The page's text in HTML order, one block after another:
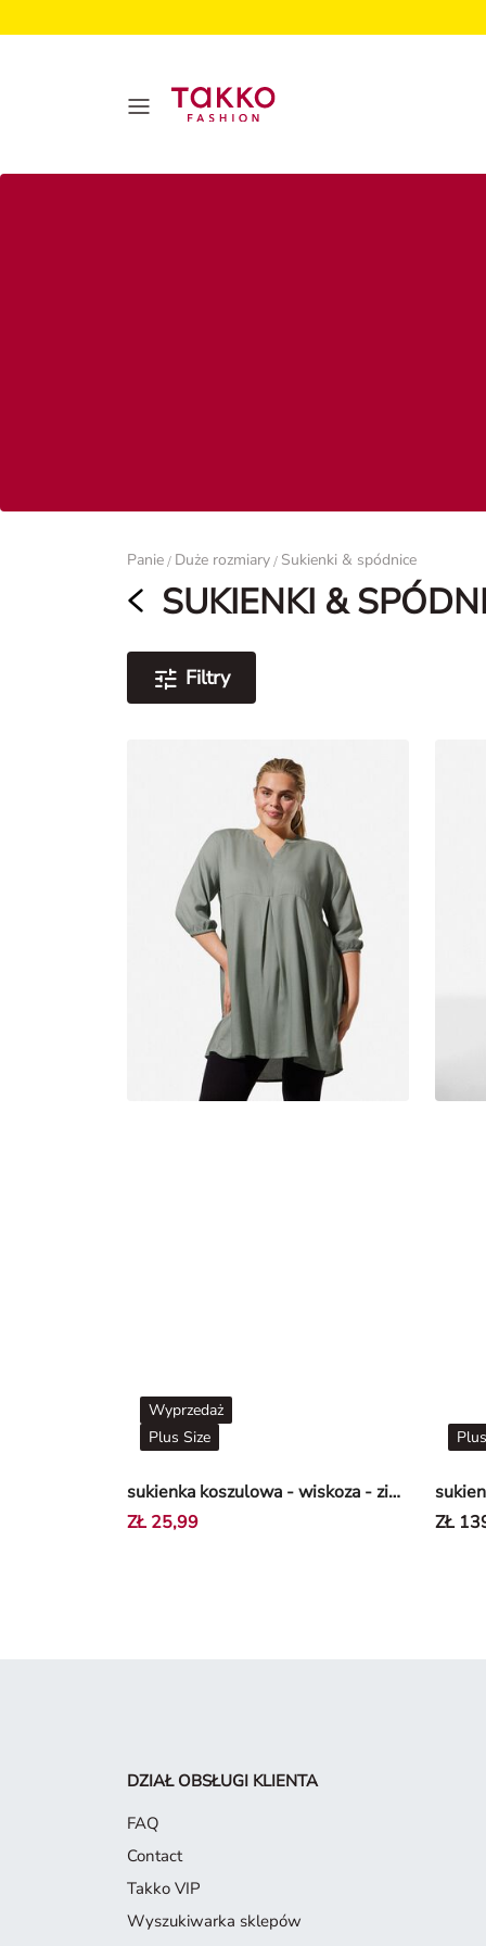
Panie / Duże rozmiary / Sukienki & spódnice
SUKIENKI &
Filtry
sukienka koszulowa - wiskoza - zielony
Wyprzedaż
Plus Size
ZŁ 25,99 ZŁ
DZIAŁ OBSŁUGI KLIENTA
FAQ
Contact
Takko VIP
Wyszukiwarka sklepów